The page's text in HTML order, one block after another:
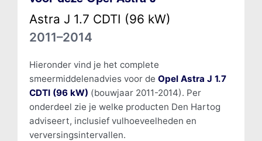
Astra J 1.7 CDTI (96 kW)
2011–2014
Hieronder vind je het complete
smeermiddelenadvies voor de Opel Astra J 1.7
CDTI (96 kW) (bouwjaar 2011-2014). Per
onderdeel zie je welke producten Den Hartog
adviseert, inclusief vulhoeveelheden en
verversingsintervallen.